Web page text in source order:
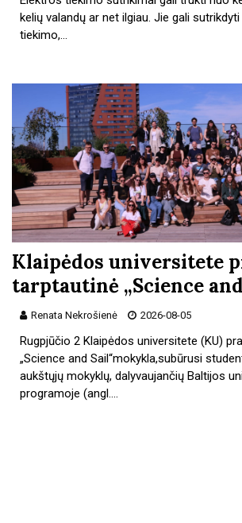
kelių valandų ar net ilgiau. Jie gali
tiekimo,…
Klaipėdos universitete
tarptautinė „Science
Renata Nekrošienė 2026-08-05
Rugpjūčio 2 Klaipėdos universitete (KU)
„Science and Sail“mokykla,subūrusi
aukštųjų mokyklų, dalyvaujančių Baltijos
programoje (angl.…